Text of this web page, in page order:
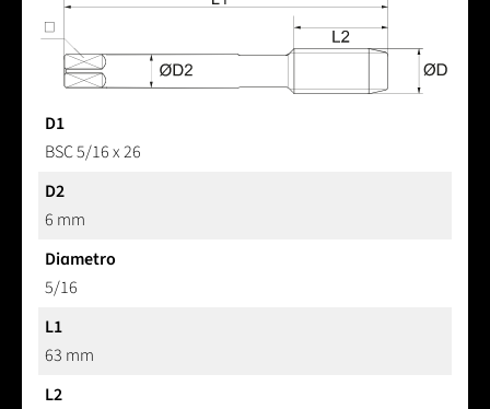
D1
BSC 5/16 x 26
D2
6 mm
Diametro
5/16
L1
63 mm
L2